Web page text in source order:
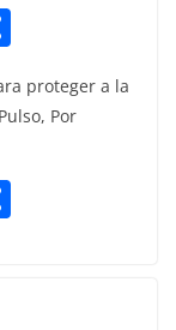
m
proteger a la
Por